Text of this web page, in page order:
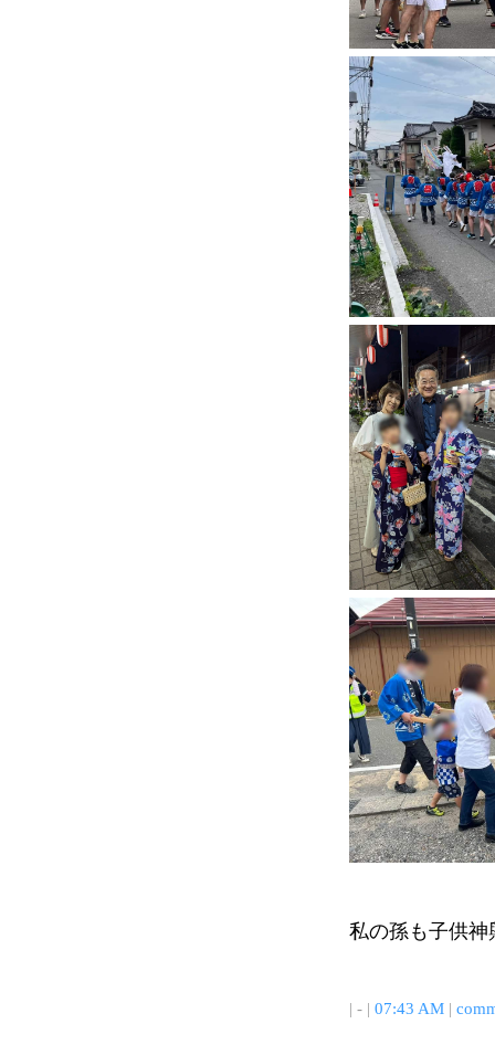
私の孫も子供
| - | 07:43 AM|